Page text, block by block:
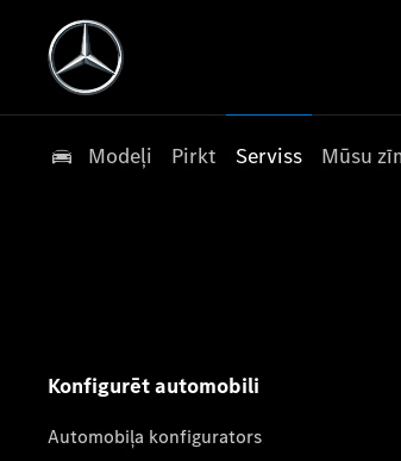
Modeļi Pirkt Serviss Mūsu
Konfigurēt automobili
Automobiļa konfigurators